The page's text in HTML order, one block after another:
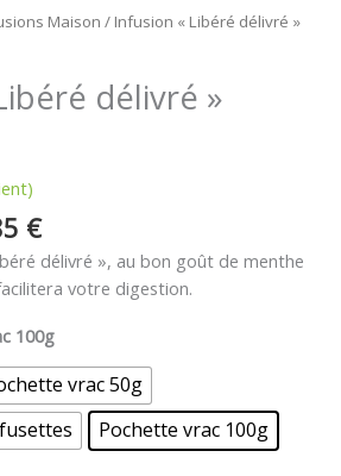
Maison / Infusion « Libéré délivré »
délivré »
€
délivré », au bon goût de menthe
votre digestion.
100g
vrac 50g
Pochette vrac 100g